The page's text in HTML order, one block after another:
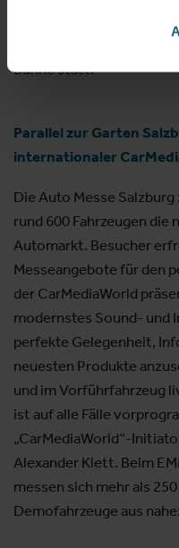
Bühne statt.
Parallel zur Garten
internationaler
Die Auto Messe
rund 600 Fahrzeugen die
Automarkt. Besucher
Messeangebote für den
der CarMediaWorld
modernstes Sound- und
perfekte Gelegenheit,
neuesten Produkte
und im Vorführfahrzeug
ist auf alle Fälle
„CarMediaWorld“-
Alexander Klett. Beim
messen sich mehr als
Demofahrzeuge aus